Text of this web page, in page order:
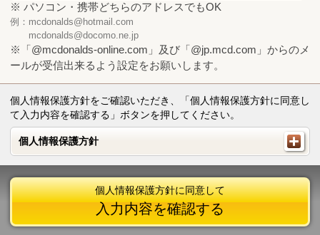
※ パソコン・携帯どちらのアドレスでもOK
例：mcdonalds@hotmail.com
mcdonalds@docomo.ne.jp
※「@mcdonalds-online.com」及び「@jp.mcd.com」からのメ
ールが受信出来るよう設定をお願いします。
個人情報保護方針をご確認いただき、「個人情報保護方針に同意し
て入力内容を確認する」ボタンを押してください。
個人情報保護方針
個人情報保護方針
個人情報保護方針に同意して
入力内容を確認する